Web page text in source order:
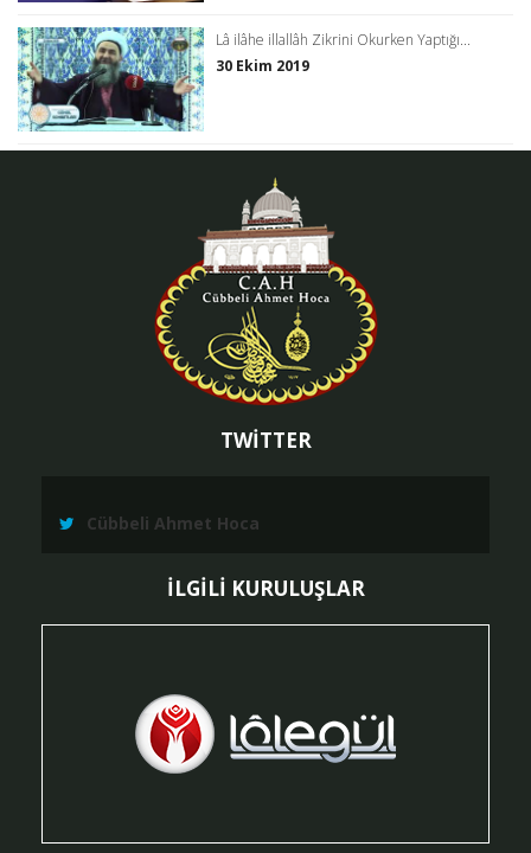
Lâ ilâhe illallâh Zikrini Okurken Yaptığı...
30 Ekim 2019
TWİTTER
Cübbeli Ahmet Hoca
İLGİLİ KURULUŞLAR